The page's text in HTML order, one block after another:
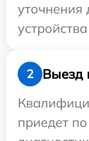
уточнения
2
Выезд
приедет